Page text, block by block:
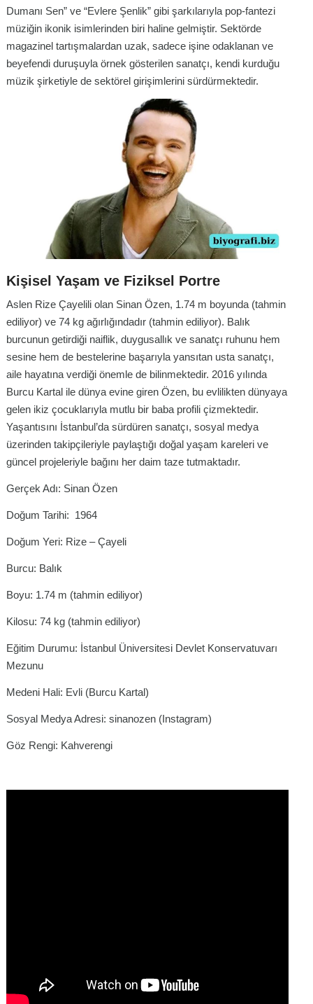
Dumanı Sen” ve “Evlere Şenlik” gibi şarkılarıyla pop-fantezi
müziğin ikonik isimlerinden biri haline gelmiştir. Sektörde
magazinel tartışmalardan uzak, sadece işine odaklanan ve
beyefendi duruşuyla örnek gösterilen sanatçı, kendi kurduğu
müzik şirketiyle de sektörel girişimlerini sürdürmektedir.
Kişisel Yaşam ve Fiziksel Portre
Aslen Rize Çayelili olan Sinan Özen, 1.74 m boyunda (tahmin
ediliyor) ve 74 kg ağırlığındadır (tahmin ediliyor). Balık
burcunun getirdiği naiflik, duygusallık ve sanatçı ruhunu hem
sesine hem de bestelerine başarıyla yansıtan usta sanatçı,
aile hayatına verdiği önemle de bilinmektedir. 2016 yılında
Burcu Kartal ile dünya evine giren Özen, bu evlilikten dünyaya
gelen ikiz çocuklarıyla mutlu bir baba profili çizmektedir.
Yaşantısını İstanbul’da sürdüren sanatçı, sosyal medya
üzerinden takipçileriyle paylaştığı doğal yaşam kareleri ve
güncel projeleriyle bağını her daim taze tutmaktadır.
Gerçek Adı: Sinan Özen
Doğum Tarihi: 1964
Doğum Yeri: Rize – Çayeli
Burcu: Balık
Boyu: 1.74 m (tahmin ediliyor)
Kilosu: 74 kg (tahmin ediliyor)
Eğitim Durumu: İstanbul Üniversitesi Devlet Konservatuvarı
Mezunu
Medeni Hali: Evli (Burcu Kartal)
Sosyal Medya Adresi: sinanozen (Instagram)
Göz Rengi: Kahverengi